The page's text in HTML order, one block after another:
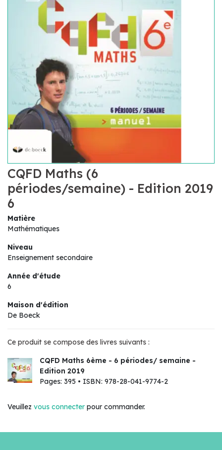
CQFD Maths (6
périodes/semaine) - Edition 2019
6
Matière
Mathématiques
Niveau
Enseignement secondaire
Année d'étude
6
Maison d'édition
De Boeck
Ce produit se compose des livres suivants :
CQFD Maths 6ème - 6 périodes/ semaine -
Edition 2019
Pages: 395 • ISBN: 978-28-041-9774-2
Veuillez vous connecter pour commander.